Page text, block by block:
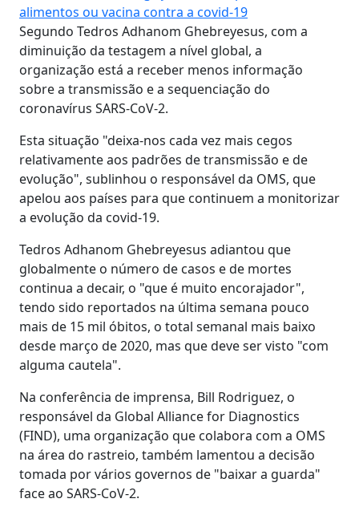
alimentos ou vacina contra a covid-19
Segundo Tedros Adhanom Ghebreyesus, com a
diminuição da testagem a nível global, a
organização está a receber menos informação
sobre a transmissão e a sequenciação do
coronavírus SARS-CoV-2.
Esta situação "deixa-nos cada vez mais cegos
relativamente aos padrões de transmissão e de
evolução", sublinhou o responsável da OMS, que
apelou aos países para que continuem a monitorizar
a evolução da covid-19.
Tedros Adhanom Ghebreyesus adiantou que
globalmente o número de casos e de mortes
continua a decair, o "que é muito encorajador",
tendo sido reportados na última semana pouco
mais de 15 mil óbitos, o total semanal mais baixo
desde março de 2020, mas que deve ser visto "com
alguma cautela".
Na conferência de imprensa, Bill Rodriguez, o
responsável da Global Alliance for Diagnostics
(FIND), uma organização que colabora com a OMS
na área do rastreio, também lamentou a decisão
tomada por vários governos de "baixar a guarda"
face ao SARS-CoV-2.